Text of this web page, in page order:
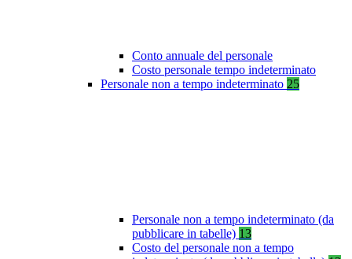
Conto annuale del personale
Costo personale tempo indeterminato
Personale non a tempo indeterminato 25
Personale non a tempo indeterminato (da
pubblicare in tabelle) 13
Costo del personale non a tempo